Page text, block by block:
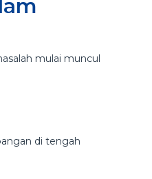
mulai muncul
di tengah